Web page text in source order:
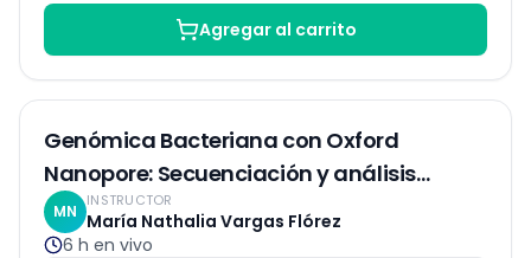
Agregar al carrito
Genómica Bacteriana con Oxford
Nanopore: Secuenciación y análisis
bioinformático
MN
INSTRUCTOR
María Nathalia Vargas Flórez
6 h en vivo